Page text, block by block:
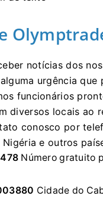
notícias dos
urgência que
funcionários
diversos locais ao
conosco por
e outros
Número gratuito
Cidade do